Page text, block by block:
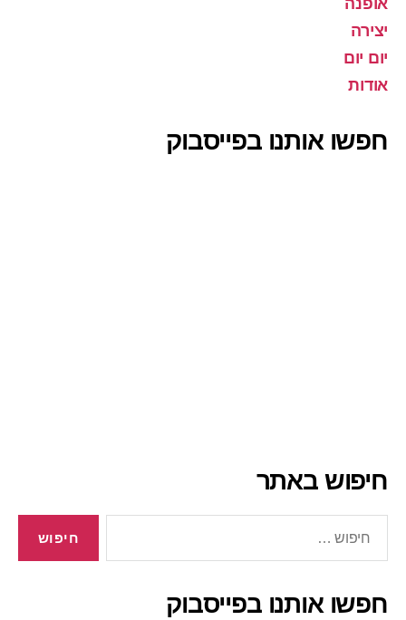
אופנה
יצירה
יום יום
אודות
חפשו אותנו בפייסבוק
חיפוש באתר
חפשו אותנו בפייסבוק